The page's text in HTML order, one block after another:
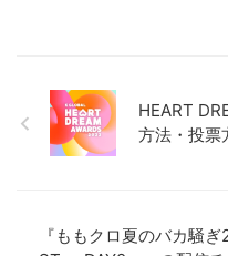
HEART
方法・投票
『ももクロ夏のバカ騒